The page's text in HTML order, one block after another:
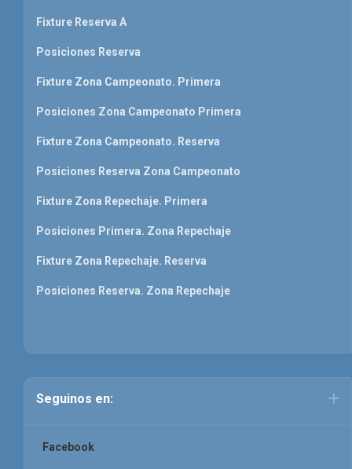
Fixture Reserva A
Posiciones Reserva
Fixture Zona Campeonato. Primera
Posiciones Zona Campeonato Primera
Fixture Zona Campeonato. Reserva
Posiciones Reserva Zona Campeonato
Fixture Zona Repechaje. Primera
Posiciones Primera. Zona Repechaje
Fixture Zona Repechaje. Reserva
Posiciones Reserva. Zona Repechaje
Seguinos en:
Facebook